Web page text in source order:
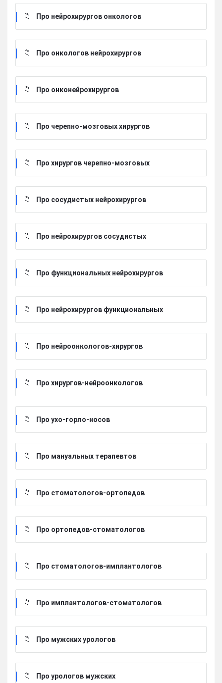
Про нейрохирургов онкологов
Про онкологов нейрохирургов
Про онконейрохирургов
Про черепно-мозговых хирургов
Про хирургов черепно-мозговых
Про сосудистых нейрохирургов
Про нейрохирургов сосудистых
Про функциональных нейрохирургов
Про нейрохирургов функциональных
Про нейроонкологов-хирургов
Про хирургов-нейроонкологов
Про ухо-горло-носов
Про мануальных терапевтов
Про стоматологов-ортопедов
Про ортопедов-стоматологов
Про стоматологов-имплантологов
Про имплантологов-стоматологов
Про мужских урологов
Про урологов мужских